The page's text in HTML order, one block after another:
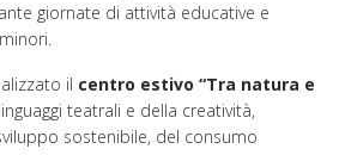
giornate di attività educative e
il centro estivo “Tra natura e
teatrali e della creatività,
sostenibile, del consumo